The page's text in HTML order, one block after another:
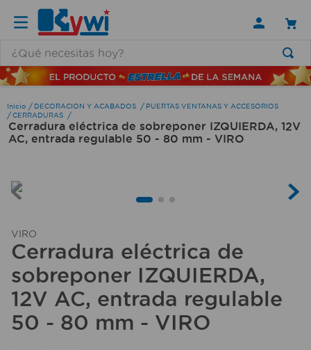
DECORACION Y ACABADOS
PUERTAS VENTANAS Y ACCESORIOS
CERRADURAS
Cerradura eléctrica de sobreponer IZQUIERDA, 12V
AC, entrada regulable 50 - 80 mm - VIRO
VIRO
Cerradura eléctrica de
sobreponer IZQUIERDA,
12V AC, entrada regulable
50 - 80 mm - VIRO
TÉRMINOS MÁS BUSCADOS
1 .
lamparas
2.
ducha
5.
7.
aspiradora
8.
cerradura
9 .
taladro
10. sillas